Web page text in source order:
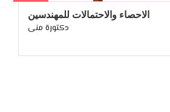
الاحصاء والاحتمالات للمهندسين
دكتورة منى